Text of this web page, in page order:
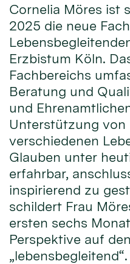
Cornelia Möres ist
2025 die neue
Erzbistum Köln.
Fachbereichs
Beratung und
und
Unterstützung von
verschiedenen
Glauben unter
erfahrbar,
inspirierend zu
schildert Frau
ersten sechs
Perspektive auf
„lebensbegleitend“.